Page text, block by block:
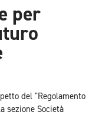
per
del "Regolamento
sezione Società